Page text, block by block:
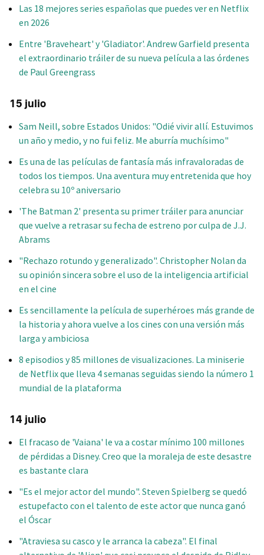
Las 18 mejores series españolas que puedes ver en Netflix
en 2026
Entre 'Braveheart' y 'Gladiator'. Andrew Garfield presenta
el extraordinario tráiler de su nueva película a las órdenes
de Paul Greengrass
15 julio
Sam Neill, sobre Estados Unidos: "Odié vivir allí. Estuvimos
un año y medio, y no fui feliz. Me aburría muchísimo"
Es una de las películas de fantasía más infravaloradas de
todos los tiempos. Una aventura muy entretenida que hoy
celebra su 10º aniversario
'The Batman 2' presenta su primer tráiler para anunciar
que vuelve a retrasar su fecha de estreno por culpa de J.J.
Abrams
"Rechazo rotundo y generalizado". Christopher Nolan da
su opinión sincera sobre el uso de la inteligencia artificial
en el cine
Es sencillamente la película de superhéroes más grande de
la historia y ahora vuelve a los cines con una versión más
larga y ambiciosa
8 episodios y 85 millones de visualizaciones. La miniserie
de Netflix que lleva 4 semanas seguidas siendo la número 1
mundial de la plataforma
14 julio
El fracaso de 'Vaiana' le va a costar mínimo 100 millones
de pérdidas a Disney. Creo que la moraleja de este desastre
es bastante clara
"Es el mejor actor del mundo". Steven Spielberg se quedó
estupefacto con el talento de este actor que nunca ganó
el Óscar
"Atraviesa su casco y le arranca la cabeza". El final